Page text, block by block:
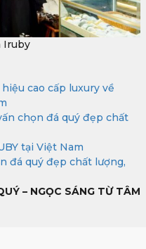
Iruby
cao cấp luxury về
chọn đá quý đẹp chất
tại Việt Nam
đá quý đẹp chất lượng,
– NGỌC SÁNG TỪ TÂM